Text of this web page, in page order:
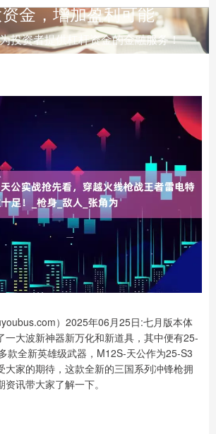
金，增加盈利可能
投资者提供杠杆资金的金融服务！
）2025年06月25日:七月版本体
一大波新神器新万化和新道具，其中便有25-
款全新英雄级武器，M12S-天公作为25-S3
大家的期待，这款全新的三国系列冲锋枪拥
讯带大家了解一下。